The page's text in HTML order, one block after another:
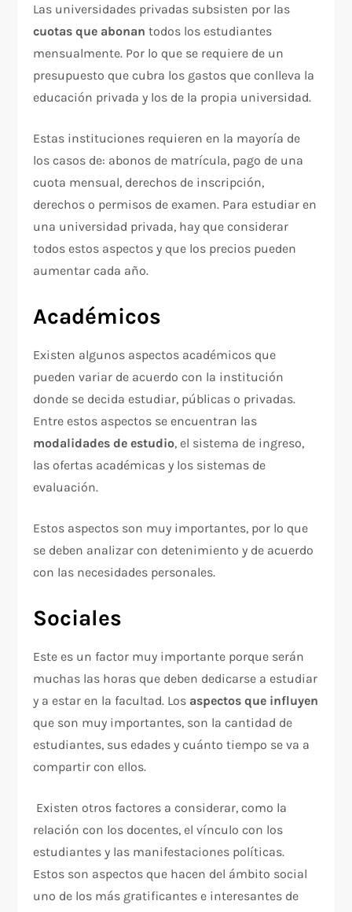
Las universidades privadas subsisten por las
cuotas que abonan todos los estudiantes
mensualmente. Por lo que se requiere de un
presupuesto que cubra los gastos que conlleva la
educación privada y los de la propia universidad.
Estas instituciones requieren en la mayoría de
los casos de: abonos de matrícula, pago de una
cuota mensual, derechos de inscripción,
derechos o permisos de examen. Para estudiar en
una universidad privada, hay que considerar
todos estos aspectos y que los precios pueden
aumentar cada año.
Académicos
Existen algunos aspectos académicos que
pueden variar de acuerdo con la institución
donde se decida estudiar, públicas o privadas.
Entre estos aspectos se encuentran las
modalidades de estudio, el sistema de ingreso,
las ofertas académicas y los sistemas de
evaluación.
Estos aspectos son muy importantes, por lo que
se deben analizar con detenimiento y de acuerdo
con las necesidades personales.
Sociales
Este es un factor muy importante porque serán
muchas las horas que deben dedicarse a estudiar
y a estar en la facultad. Los aspectos que influyen
que son muy importantes, son la cantidad de
estudiantes, sus edades y cuánto tiempo se va a
compartir con ellos.
Existen otros factores a considerar, como la
relación con los docentes, el vínculo con los
estudiantes y las manifestaciones políticas.
Estos son aspectos que hacen del ámbito social
uno de los más gratificantes e interesantes de